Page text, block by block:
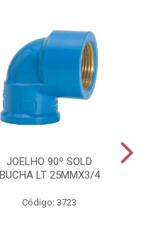
JOELHO 90º SOLD
BUCHA LT 25MMX3/4
Código: 3723